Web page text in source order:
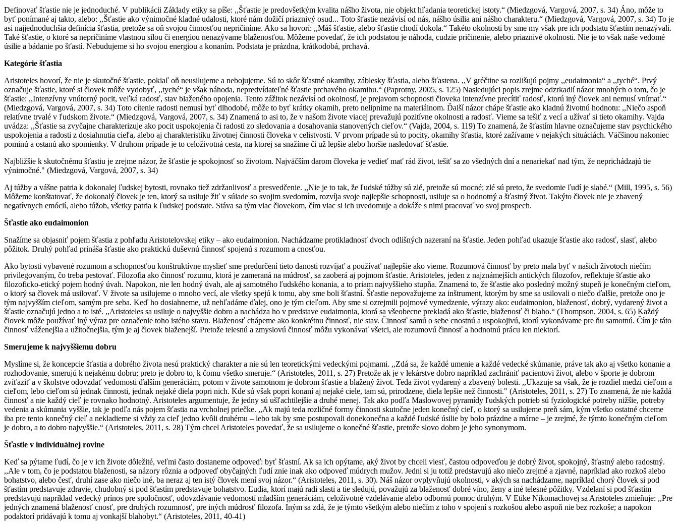
Definovať šťastie nie je jednoduché. V publikácii Základy etiky sa píše: ,,Šťastie je predovšetkým kvalita nášho života, nie objekt hľadania teoretickej istoty.“ (Miedzgová, Vargová, 2007, s. 34) Áno, môže to
byť ponímané aj takto, alebo: ,,Šťastie ako výnimočné kladné udalosti, ktoré nám dožičí priaznivý osud... Toto šťastie nezávisí od nás, nášho úsilia ani nášho charakteru.“ (Miedzgová, Vargová, 2007, s. 34) To je
asi najjednoduchšia definícia šťastia, pretože sa oň svojou činnosťou nepričiníme. Ako sa hovorí: ,,Máš šťastie, alebo šťastie chodí dokola.“ Takéto okolnosti by sme my však pre ich podstatu šťastím nenazývali.
Také šťastie, o ktoré sa nepričiníme vlastnou silou či energiou nenazývame blaženosťou. Môžeme povedať, že ich podstatou je náhoda, cudzie pričinenie, alebo priaznivé okolnosti. Nie je to však naše vedomé
úsilie a bádanie po šťastí. Nebudujeme si ho svojou energiou a konaním. Podstata je prázdna, krátkodobá, prchavá.
Kategórie šťastia
Aristoteles hovorí, že nie je skutočné šťastie, pokiaľ oň neusilujeme a nebojujeme. Sú to skôr šťastné okamihy, záblesky šťastia, alebo šťastena. ,,V gréčtine sa rozlišujú pojmy ,,eudaimonia“ a ,,tyché“. Prvý
označuje šťastie, ktoré si človek môže vydobyť, ,,tyché“ je však náhoda, nepredvídateľné šťastie prchavého okamihu.“ (Paprotny, 2005, s. 125) Nasledujúci popis zrejme odzrkadlí názor mnohých o tom, čo je
šťastie: ,,Intenzívny vnútorný pocit, veľká radosť, stav blaženého opojenia. Tento zážitok nezávisí od okolností, je prejavom schopnosti človeka intenzívne precítiť radosť, ktorú iný človek ani nemusí vnímať.“
(Miedzgová, Vargová, 2007, s. 34) Toto cítenie radosti nemusí byť dlhodobé, môže to byť krátky okamih, preto nelipnime na materiálnom. Ďalší názor chápe šťastie ako kladnú životnú hodnotu: ,,Niečo aspoň
relatívne trvalé v ľudskom živote.“ (Miedzgová, Vargová, 2007, s. 34) Znamená to asi to, že v našom živote viacej prevažujú pozitívne okolnosti a radosť. Vieme sa tešiť z vecí a užívať si tieto okamihy. Vajda
uvádza: ,,Šťastie sa zvyčajne charakterizuje ako pocit uspokojenia či radosti zo sledovania a dosahovania stanovených cieľov.“ (Vajda, 2004, s. 119) To znamená, že šťastím hlavne označujeme stav psychického
uspokojenia a radosti z dosiahnutia cieľa, alebo aj charakteristiku životnej činnosti človeka v celistvosti. V prvom prípade sú to pocity, okamihy šťastia, ktoré zažívame v nejakých situáciách. Väčšinou nakoniec
pominú a ostanú ako spomienky. V druhom prípade je to celoživotná cesta, na ktorej sa snažíme či už lepšie alebo horšie nasledovať šťastie.
Najbližšie k skutočnému šťastiu je zrejme názor, že šťastie je spokojnosť so životom. Najväčším darom človeka je vedieť mať rád život, tešiť sa zo všedných dní a nenariekať nad tým, že neprichádzajú tie
výnimočné." (Miedzgová, Vargová, 2007, s. 34)
Aj túžby a vášne patria k dokonalej ľudskej bytosti, rovnako tiež zdržanlivosť a presvedčenie. ,,Nie je to tak, že ľudské túžby sú zlé, pretože sú mocné; zlé sú preto, že svedomie ľudí je slabé.“ (Mill, 1995, s. 56)
Môžeme konštatovať, že dokonalý človek je ten, ktorý sa usiluje žiť v súlade so svojim svedomím, rozvíja svoje najlepšie schopnosti, usiluje sa o hodnotný a šťastný život. Takýto človek nie je zbavený
negatívnych emócií, alebo túžob, všetky patria k ľudskej podstate. Stáva sa tým viac človekom, čím viac si ich uvedomuje a dokáže s nimi pracovať vo svoj prospech.
Šťastie ako eudaimonion
Snažíme sa objasniť pojem šťastia z pohľadu Aristotelovskej etiky – ako eudaimonion. Nachádzame protikladnosť dvoch odlišných nazeraní na šťastie. Jeden pohľad ukazuje šťastie ako radosť, slasť, alebo
pôžitok. Druhý pohľad prináša šťastie ako praktickú duševnú činnosť spojenú s rozumom a cnosťou.
Ako bytosti vybavené rozumom a schopnosťou konštruktívne myslieť sme predurčení tieto danosti rozvíjať a používať najlepšie ako vieme. Rozumová činnosť by preto mala byť v našich životoch niečím
privilegovaným, čo treba pestovať. Filozofia ako činnosť rozumu, ktorá je zameraná na múdrosť, sa zaoberá aj pojmom šťastie. Aristoteles, jeden z najznámejších antických filozofov, reflektuje šťastie ako
filozoficko-etický pojem hodný úvah. Napokon, nie len hodný úvah, ale aj samotného ľudského konania, a to priam najvyššieho stupňa. Znamená to, že šťastie ako posledný možný stupeň je konečným cieľom,
o ktorý sa človek má usilovať. V živote sa usilujeme o mnoho vecí, ale všetky spejú k tomu, aby sme boli šťastní. Šťastie nepovažujeme za inštrument, ktorým by sme sa usilovali o niečo ďalšie, pretože ono je
tým najvyšším cieľom, samým pre seba. Keď ho dosiahneme, už nehľadáme ďalej, ono je tým cieľom. Aby sme si ozrejmili pojmové vymedzenie, výrazy ako: eudaimonion, blaženosť, dobrý, vydarený život a
šťastie označujú jedno a to isté. ,,Aristoteles sa usiluje o najvyššie dobro a nachádza ho v predstave eudaimonia, ktorá sa všeobecne prekladá ako šťastie, blaženosť či blaho.“ (Thompson, 2004, s. 65) Každý
človek môže používať iný výraz pre označenie toho istého stavu. Blaženosť chápeme ako konkrétnu činnosť, nie stav. Činnosť samú o sebe cnostnú a uspokojivú, ktorú vykonávame pre ňu samotnú. Čím je táto
činnosť váženejšia a užitočnejšia, tým je aj človek blaženejší. Pretože telesnú a zmyslovú činnosť môžu vykonávať všetci, ale rozumovú činnosť a hodnotnú prácu len niektorí.
Smerujeme k najvyššiemu dobru
Myslíme si, že koncepcie šťastia a dobrého života nesú praktický charakter a nie sú len teoretickými vedeckými pojmami. ,,Zdá sa, že každé umenie a každé vedecké skúmanie, práve tak ako aj všetko konanie a
rozhodovanie, smerujú k nejakému dobru; preto je dobro to, k čomu všetko smeruje.“ (Aristoteles, 2011, s. 27) Pretože ak je v lekárstve dobro napríklad zachrániť pacientovi život, alebo v športe je dobrom
zvíťaziť a v školstve odovzdať vedomosti ďalším generáciám, potom v živote samotnom je dobrom šťastie a blažený život. Teda život vydarený a zbavený bolesti. ,,Ukazuje sa však, že je rozdiel medzi cieľom a
cieľom, lebo cieľom sú jednak činnosti, jednak nejaké diela popri nich. Kde sú však popri konaní aj nejaké ciele, tam sú, prirodzene, diela lepšie než činnosti." (Aristoteles, 2011, s. 27) To znamená, že nie každá
činnosť a nie každý cieľ je rovnako hodnotný. Aristoteles argumentuje, že jedny sú ušľachtilejšie a druhé menej. Tak ako podľa Maslowovej pyramídy ľudských potrieb sú fyziologické potreby nižšie, potreby
vedenia a skúmania vyššie, tak je podľa nás pojem šťastia na vrcholnej priečke. ,,Ak majú teda rozličné formy činnosti skutočne jeden konečný cieľ, o ktorý sa usilujeme preň sám, kým všetko ostatné chceme
iba pre tento konečný cieľ a nekladieme si vždy za cieľ jedno kvôli druhému – lebo tak by sme postupovali donekonečna a každé ľudské úsilie by bolo prázdne a márne – je zrejmé, že týmto konečným cieľom
je dobro, a to dobro najvyššie.“ (Aristoteles, 2011, s. 28) Tým chcel Aristoteles povedať, že sa usilujeme o konečné šťastie, pretože slovo dobro je jeho synonymom.
Šťastie v individuálnej rovine
Keď sa pýtame ľudí, čo je v ich živote dôležité, veľmi často dostaneme odpoveď: byť šťastní. Ak sa ich opýtame, aký život by chceli viesť, častou odpoveďou je dobrý život, spokojný, šťastný alebo radostný.
,,Ale v tom, čo je podstatou blaženosti, sa názory rôznia a odpoveď obyčajných ľudí znie inak ako odpoveď múdrych mužov. Jedni si ju totiž predstavujú ako niečo zrejmé a zjavné, napríklad ako rozkoš alebo
bohatstvo, alebo česť, druhí zase ako niečo iné, ba neraz aj ten istý človek mení svoj názor.“ (Aristoteles, 2011, s. 30). Náš názor ovplyvňujú okolnosti, v akých sa nachádzame, napríklad chorý človek si pod
šťastím predstavuje zdravie, chudobný si pod šťastím predstavuje bohatstvo. Ľudia, ktorí majú radi slasti a tie sledujú, považujú za blaženosť dobré víno, ženy a iné telesné pôžitky. Vzdelaní si pod šťastím
predstavujú napríklad vedecký prínos pre spoločnosť, odovzdávanie vedomostí mladším generáciám, celoživotné vzdelávanie alebo odbornú pomoc druhým. V Etike Nikomachovej sa Aristoteles zmieňuje: ,,Pre
jedných znamená blaženosť cnosť, pre druhých rozumnosť, pre iných múdrosť filozofa. Iným sa zdá, že je týmto všetkým alebo niečím z toho v spojení s rozkošou alebo aspoň nie bez rozkoše; a napokon
podaktorí pridávajú k tomu aj vonkajší blahobyt.“ (Aristoteles, 2011, 40-41)